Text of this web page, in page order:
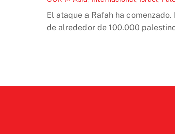
El ataque a Rafah ha
de alrededor de 100.000